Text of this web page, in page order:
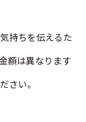
持ちを伝えるた
額は異なります
さい。